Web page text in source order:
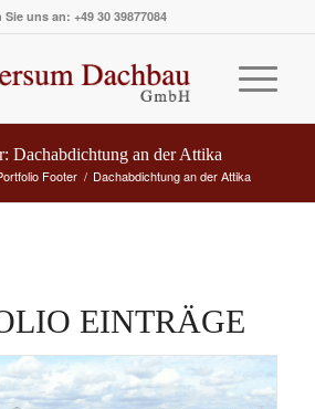
Sie uns an: +49 30 39877084
Dachabdichtung an der Attika
Footer / Dachabdichtung an der Attika
EINTRÄGE